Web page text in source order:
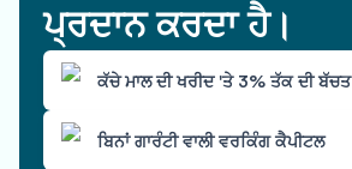
ਪ੍ਰਦਾਨ ਕਰਦਾ ਹੈ।
ਕੱਚੇ ਮਾਲ ਦੀ ਖਰੀਦ 'ਤੇ 3% ਤੱਕ ਦੀ ਬੱਚਤ
ਬਿਨਾਂ ਗਾਰੰਟੀ ਵਾਲੀ ਵਰਕਿੰਗ ਕੈਪੀਟਲ